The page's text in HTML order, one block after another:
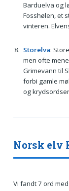
Barduelva og
Fosshølen, et
vinteren.
Storelva:
men ofte
Grimevann til
forbi gamle
og
Norsk elv
Vi fandt 7 ord